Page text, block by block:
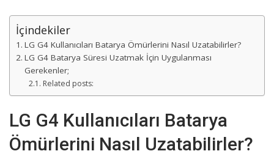
İçindekiler
LG G4 Kullanıcıları Batarya Ömürlerini Nasıl Uzatabilirler?
LG G4 Batarya Süresi Uzatmak İçin Uygulanması
Gerekenler;
Related posts:
LG G4 Kullanıcıları Batarya
Ömürlerini Nasıl Uzatabilirler?